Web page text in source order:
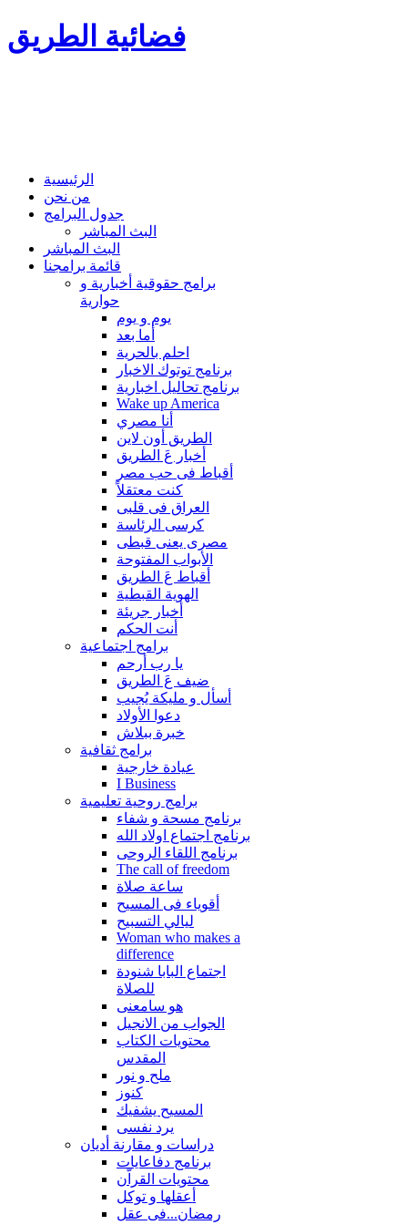
فضائية الطريق
الرئيسية
من نحن
جدول البرامج
البث المباشر
البث المباشر
قائمة برامجنا
برامج حقوقية أخبارية و
حوارية
يوم و يوم
أما بعد
احلم بالحرية
برنامج توتوك الاخبار
برنامج تحاليل اخبارية
Wake up America
أنا مصري
الطريق أون لاين
أخبار عَ الطريق
أقباط فى حب مصر
كنت معتقلاً
العراق فى قلبى
كرسى الرئاسة
مصرى يعنى قبطى
الأبواب المفتوحة
أقباط عَ الطريق
الهوية القبطية
أخبار جريئة
أنت الحكم
برامج اجتماعية
يا رب أرحم
ضيف عَ الطريق
أسأل و مليكة يُجيب
دعوا الأولاد
خبرة ببلاش
برامج ثقافية
عيادة خارجية
I Business
برامج روحية تعليمية
برنامج مسحة و شفاء
برنامج اجتماع اولاد الله
برنامج اللقاء الروحى
The call of freedom
ساعة صلاة
أقوياء فى المسيح
ليالي التسبيح
Woman who makes a
difference
اجتماع البابا شنودة
للصلاة
هو سامعنى
الجواب من الانجيل
محتويات الكتاب
المقدس
ملح و نور
كنوز
المسيح يشفيك
يرد نفسى
دراسات و مقارنة أديان
برنامج دفاعايات
محتويات القراّن
أعقلها و توكل
رمضان...فى عقل